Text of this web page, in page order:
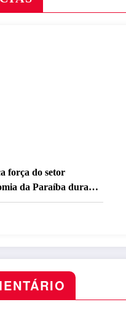
força do setor
da Paraíba durante